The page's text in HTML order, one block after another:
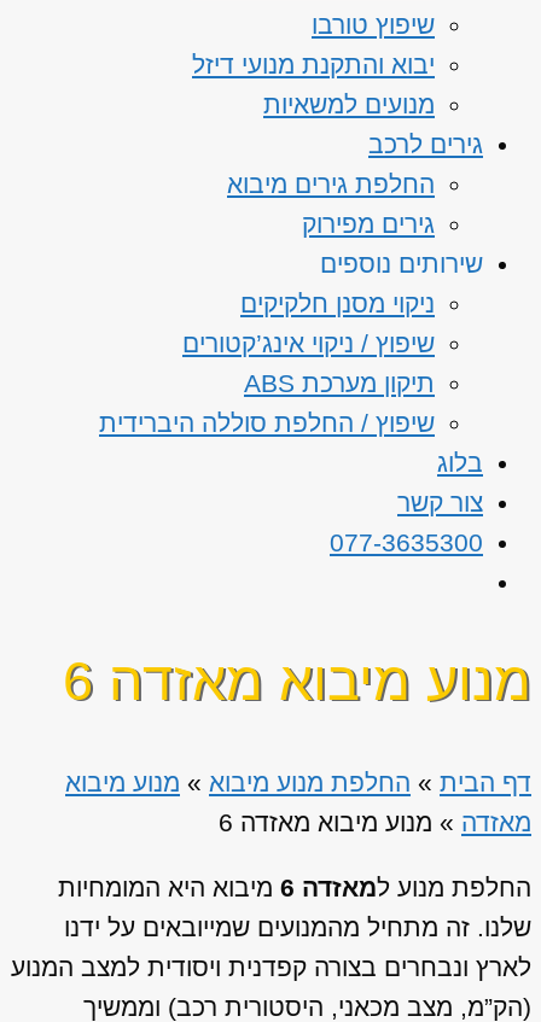
שיפוץ טורבו
יבוא והתקנת מנועי דיזל
מנועים למשאיות
גירים לרכב
החלפת גירים מיבוא
גירים מפירוק
שירותים נוספים
ניקוי מסנן חלקיקים
שיפוץ / ניקוי אינג’קטורים
תיקון מערכת ABS
שיפוץ / החלפת סוללה היברידית
בלוג
צור קשר
077-3635300
מנוע מיבוא מאזדה 6
דף הבית » החלפת מנוע מיבוא » מנוע מיבוא
מאזדה » מנוע מיבוא מאזדה 6
החלפת מנוע למאזדה 6
מיבוא היא המומחיות
שלנו. זה מתחיל מהמנועים שמייובאים על ידנו
לארץ ונבחרים בצורה קפדנית ויסודית למצב המנוע
(הק”מ, מצב מכאני, היסטורית רכב) וממשיך